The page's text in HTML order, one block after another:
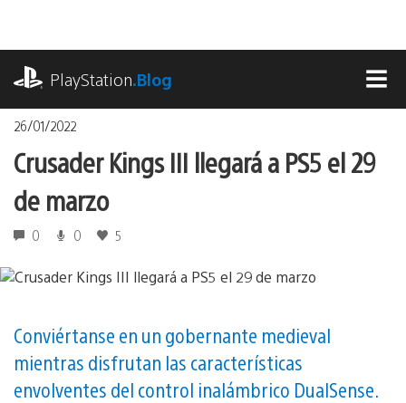
contenido
PlayStation.Blog
26/01/2022
Crusader Kings III llegará a PS5 el 29
de marzo
0 0 5
Conviértanse en un gobernante medieval
mientras disfrutan las características
envolventes del control inalámbrico DualSense.